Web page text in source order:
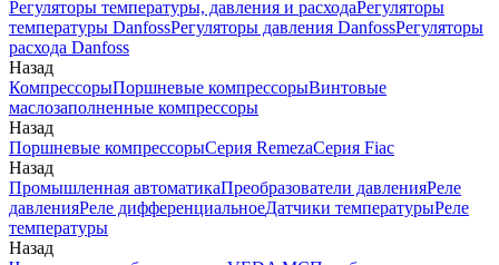
Регуляторы температуры, давления и расходаРегуляторы
температуры DanfossРегуляторы давления DanfossРегуляторы
расхода Danfoss
Назад
КомпрессорыПоршневые компрессорыВинтовые
маслозаполненные компрессоры
Назад
Поршневые компрессорыСерия RemezaСерия Fiac
Назад
Промышленная автоматикаПреобразователи давленияРеле
давленияРеле дифференциальноеДатчики температурыРеле
температуры
Назад